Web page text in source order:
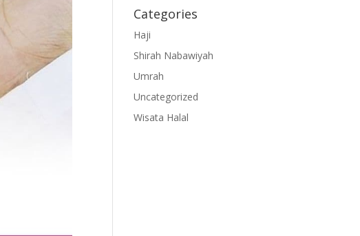
Categories
Haji
Shirah Nabawiyah
Umrah
Uncategorized
Wisata Halal